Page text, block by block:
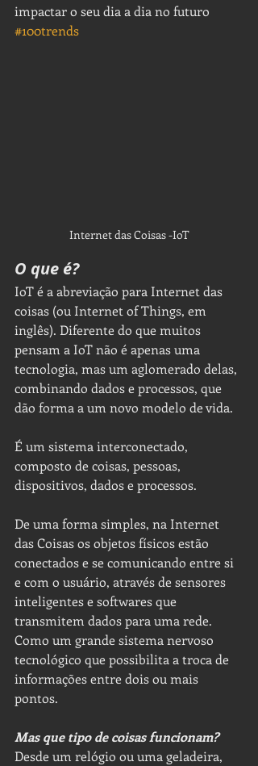
impactar o seu dia a dia no futuro
#100trends
Internet das Coisas -IoT
O que é?
IoT é a abreviação para Internet das
coisas (ou Internet of Things, em
inglês). Diferente do que muitos
pensam a IoT não é apenas uma
tecnologia, mas um aglomerado delas,
combinando dados e processos, que
dão forma a um novo modelo de vida.
É um sistema interconectado,
composto de coisas, pessoas,
dispositivos, dados e processos.
De uma forma simples, na Internet
das Coisas os objetos físicos estão
conectados e se comunicando entre si
e com o usuário, através de sensores
inteligentes e softwares que
transmitem dados para uma rede.
Como um grande sistema nervoso
tecnológico que possibilita a troca de
informações entre dois ou mais
pontos.
Mas que tipo de coisas funcionam?
Desde um relógio ou uma geladeira,